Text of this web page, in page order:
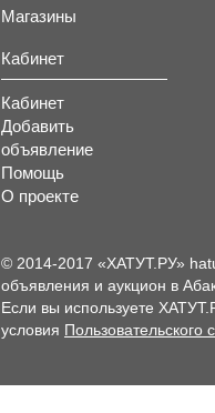
Магазины
Кабинет
Кабинет
Добавить
объявление
Помощь
О проекте
© 2014-2017 «ХАТУТ.РУ»
объявления и аукцион в
Если вы используете
условия Пользовательского